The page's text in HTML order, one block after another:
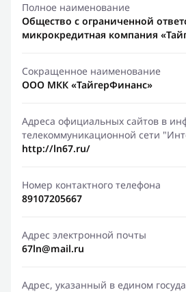
Полное наименование
Общество с ограниченной
микрокредитная компания
Сокращенное наименование
ООО МКК «ТайгерФинанс»
Адреса официальных сайтов в
телекоммуникационной сети
http://ln67.ru/
Номер контактного телефона
89107205667
Адрес электронной почты
67ln@mail.ru
Адрес, указанный в едином